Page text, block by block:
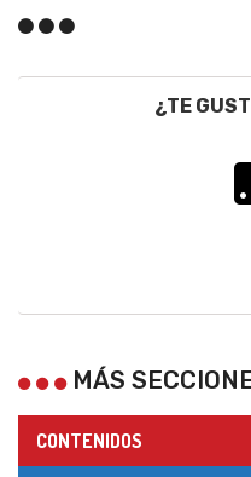
¿TE
MÁS
CONTENIDOS